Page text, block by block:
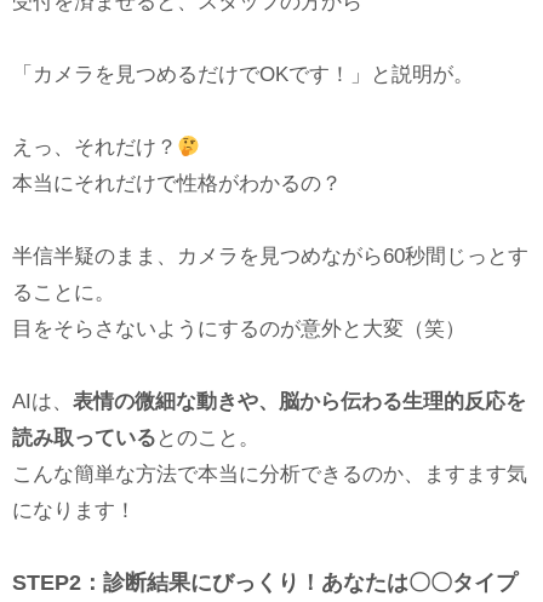
「カメラを見つめるだけでOKです！」と説明が。
えっ、それだけ？
本当にそれだけで性格がわかるの？
半信半疑のまま、カメラを見つめながら60秒間じっとす
ることに。
目をそらさないようにするのが意外と大変（笑）
AIは、 表情の微細な動きや、脳から伝わる生理的反応を
読み取っている とのこと。
こんな簡単な方法で本当に分析できるのか、ますます気
になります！
STEP2 ：診断結果にびっくり！あなたは〇〇タイプ